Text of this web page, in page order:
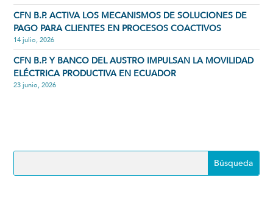
CFN B.P. ACTIVA LOS MECANISMOS DE SOLUCIONES DE
PAGO PARA CLIENTES EN PROCESOS COACTIVOS
14 julio, 2026
CFN B.P. Y BANCO DEL AUSTRO IMPULSAN LA MOVILIDAD
ELÉCTRICA PRODUCTIVA EN ECUADOR
23 junio, 2026